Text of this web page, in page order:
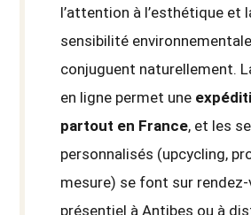
l’attention à l’esthétique et
sensibilité
conjuguent naturellement.
en ligne permet une
partout en France, et les
personnalisés (upcycling,
mesure) se font sur rendez-
présentiel à Antibes ou à